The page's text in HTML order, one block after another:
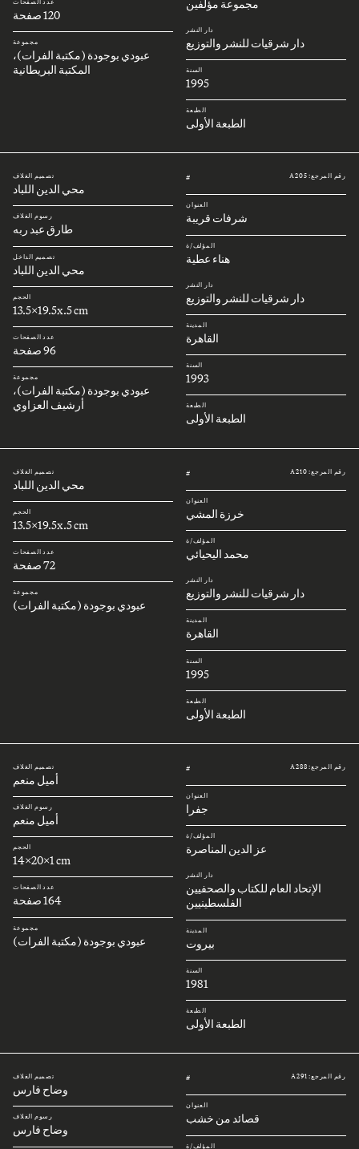
مجموعة مؤلفين
دار النشر
دار شرقيات للنشر والتوزيع
السنة
1995
الطبعة
الطبعة الأولى
120 صفحة
مجموعة
عبودي بوجودة (مكتبة الفرات)،
المكتبة البريطانية
رقم المرجع: A205 #
العنوان
شرفات قريبة
المؤلف/ة
هناء عطية
دار النشر
دار شرقيات للنشر والتوزيع
المدينة
القاهرة
السنة
1993
الطبعة
الطبعة الأولى
تصميم الغلاف
محي الدين اللباد
رسوم الغلاف
طارق عبد ربه
تصميم الداخل
محي الدين اللباد
الحجم
13.5x19.5x.5 cm
عدد الصفحات
96 صفحة
مجموعة
عبودي بوجودة (مكتبة الفرات)،
أرشيف العزاوي
رقم المرجع: A210 #
العنوان
خرزة المشي
المؤلف/ة
محمد اليحيائي
دار النشر
دار شرقيات للنشر والتوزيع
المدينة
القاهرة
السنة
1995
الطبعة
الطبعة الأولى
تصميم الغلاف
محي الدين اللباد
الحجم
13.5x19.5x.5 cm
عدد الصفحات
72 صفحة
مجموعة
عبودي بوجودة (مكتبة الفرات)
رقم المرجع: A288 #
العنوان
جفرا
المؤلف/ة
عز الدين المناصرة
دار النشر
الإتحاد العام للكتاب والصحفيين
الفلسطينيين
المدينة
بيروت
السنة
1981
الطبعة
الطبعة الأولى
تصميم الغلاف
أميل منعم
رسوم الغلاف
أميل منعم
الحجم
14x20x1 cm
عدد الصفحات
164 صفحة
مجموعة
عبودي بوجودة (مكتبة الفرات)
رقم المرجع: A291 #
العنوان
قصائد من خشب
المؤلف/ة
تصميم الغلاف
وضاح فارس
رسوم الغلاف
وضاح فارس